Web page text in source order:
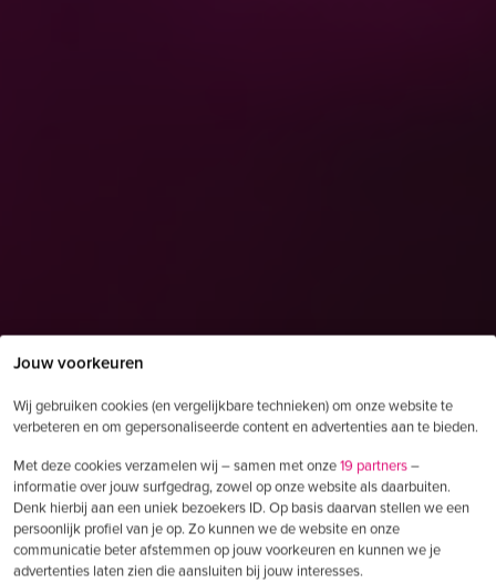
Jouw voorkeuren
Wij gebruiken cookies (en vergelijkbare technieken) om onze website te
verbeteren en om gepersonaliseerde content en advertenties aan te bieden.
Met deze cookies verzamelen wij – samen met onze19 partners–
informatie over jouw surfgedrag, zowel op onze website als daarbuiten.
Denk hierbij aan een uniek bezoekers ID. Op basis daarvan stellen we een
persoonlijk profiel van je op. Zo kunnen we de website en onze
communicatie beter afstemmen op jouw voorkeuren en kunnen we je
advertenties laten zien die aansluiten bij jouw interesses.